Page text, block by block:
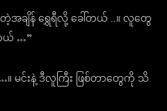
ချိန် ရွှေရီလို့ ခေါ်တယ် ..။ လူတွေ
ယ် …”
မင်းနဲ့ ဒီလူကြီး ဖြစ်တာတွေကို သိ